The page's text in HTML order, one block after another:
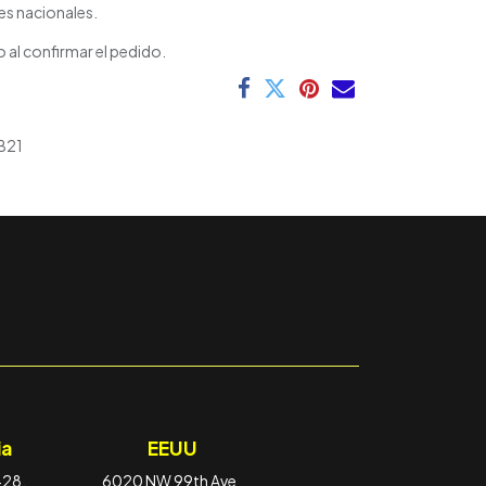
nacionales.
confirmar el pedido.
EEUU
6020 NW 99th Ave